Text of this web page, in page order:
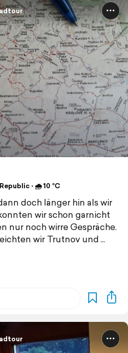
⋅ 🌧 10 °C
doch länger hin als wir
wir schon garnicht
nur noch wirre Gespräche.
wir Trutnov und